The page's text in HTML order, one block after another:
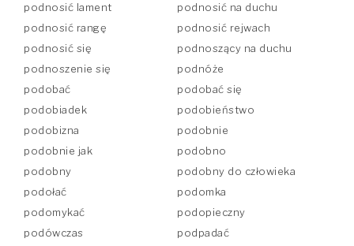
podnosić lament
podnosić na duchu
podnosić rangę
podnosić rejwach
podnosić się
podnoszący na duchu
podnoszenie się
podnóże
podobać
podobać się
podobiadek
podobieństwo
podobizna
podobnie
podobnie jak
podobno
podobny
podobny do człowieka
podołać
podomka
podomykać
podopieczny
podówczas
podpadać